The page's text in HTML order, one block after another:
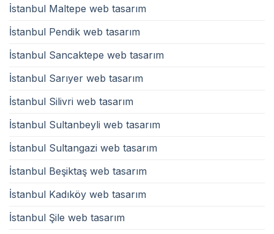
İstanbul Maltepe web tasarım
İstanbul Pendik web tasarım
İstanbul Sancaktepe web tasarım
İstanbul Sarıyer web tasarım
İstanbul Silivri web tasarım
İstanbul Sultanbeyli web tasarım
İstanbul Sultangazi web tasarım
İstanbul Beşiktaş web tasarım
İstanbul Kadıköy web tasarım
İstanbul Şile web tasarım